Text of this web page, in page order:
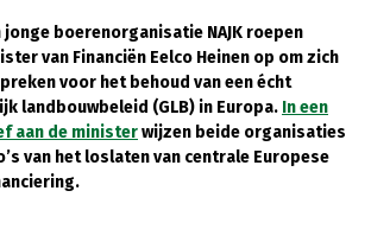
en energie
jonge boerenorganisatie NAJK roepen
van Financiën Eelco Heinen op om zich
voor het behoud van een écht
landbouwbeleid (GLB) in Europa. In een
aan de ministerwijzen beide organisaties
van het loslaten van centrale Europese